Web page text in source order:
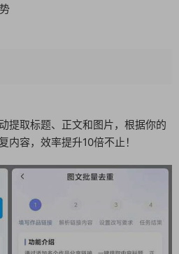
提取标题、正文和图片，根据你的
内容，效率提升10倍不止！